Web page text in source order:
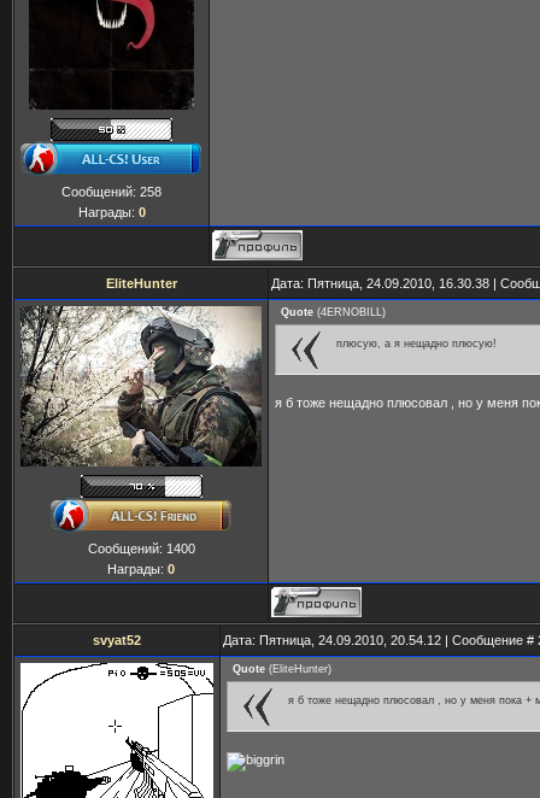
Сообщений: 258
Награды: 0
EliteHunter Дата: Пятница, 24.09.2010, 16.30.38 |
Сообщений: 1400
Награды: 0
Quote (4ERNOBILL)
плюсую, а я нещадно плюсую!
я б тоже нещадно плюсовал , но у меня
svyat52 Дата: Пятница, 24.09.2010, 20.54.12 | Сообщение #
Quote (EliteHunter)
я б тоже нещадно плюсовал , но у меня пока +